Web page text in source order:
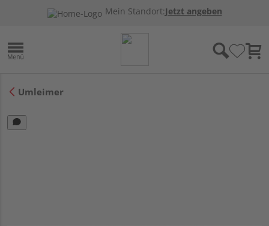
Mein Standort:Jetzt angeben
Umleimer